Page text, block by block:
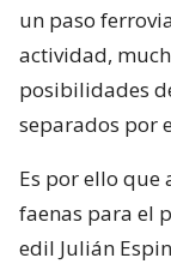
un paso
actividad,
posibilidades
separados por
Es por ello que
faenas para el
edil Julián